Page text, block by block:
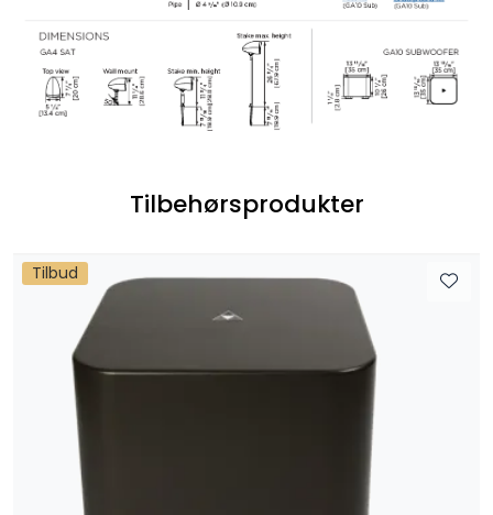
Tilbehørsprodukter
Tilbud